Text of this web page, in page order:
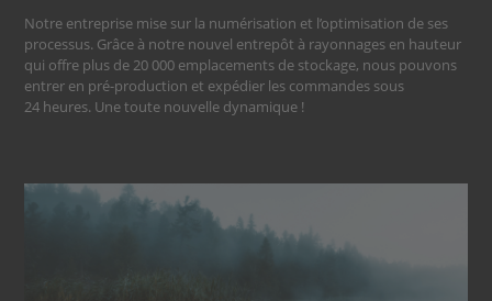
Notre entreprise mise sur la numérisation et l’optimisation de ses
processus. Grâce à notre nouvel entrepôt à rayonnages en hauteur
qui offre plus de 20 000 emplacements de stockage, nous pouvons
entrer en pré-production et expédier les commandes sous
24 heures. Une toute nouvelle dynamique !